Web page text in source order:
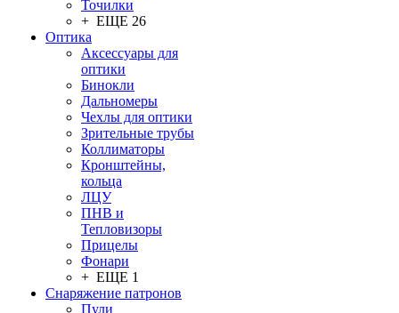
Точилки
+ ЕЩЕ 26
Оптика
Аксессуары для
оптики
Бинокли
Дальномеры
Чехлы для оптики
Зрительные трубы
Коллиматоры
Кронштейны,
кольца
ЛЦУ
ПНВ и
Тепловизоры
Прицелы
Фонари
+ ЕЩЕ 1
Снаряжение патронов
Пули